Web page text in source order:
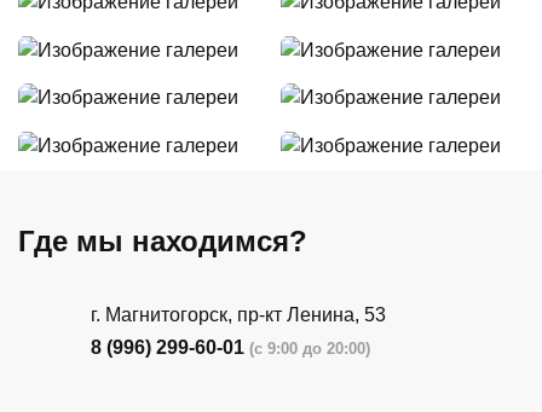
Где мы находимся?
г. Магнитогорск, пр-кт Ленина, 53
8 (996) 299-60-01 (с 9:00 до 20:00)